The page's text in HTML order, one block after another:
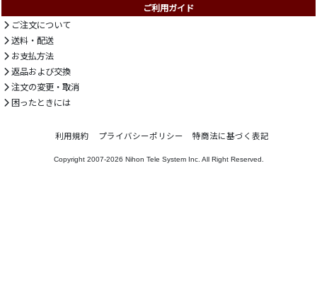
ご利用ガイド
ご注文について
送料・配送
お支払方法
返品および交換
注文の変更・取消
困ったときには
利用規約 プライバシーポリシー 特商法に基づく表記
Copyright 2007-2026 Nihon Tele System Inc. All Right Reserved.